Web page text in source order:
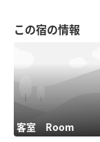
この宿の情報
客室 Room